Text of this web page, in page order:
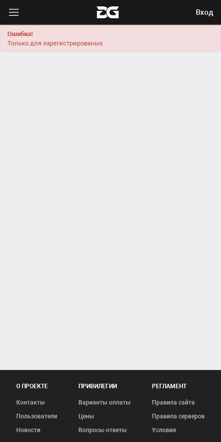
Вход
Ошибка!
Только для зарегистрированых
О ПРОЕКТЕ
Контакты
Пользователи
Новости
ПРИВИЛЕГИИ
Варианты оплаты
Цены
Вопросы-ответы
РЕГЛАМЕНТ
Правила сайта
Правила серверов
Условия